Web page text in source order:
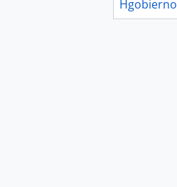
Hgobierno